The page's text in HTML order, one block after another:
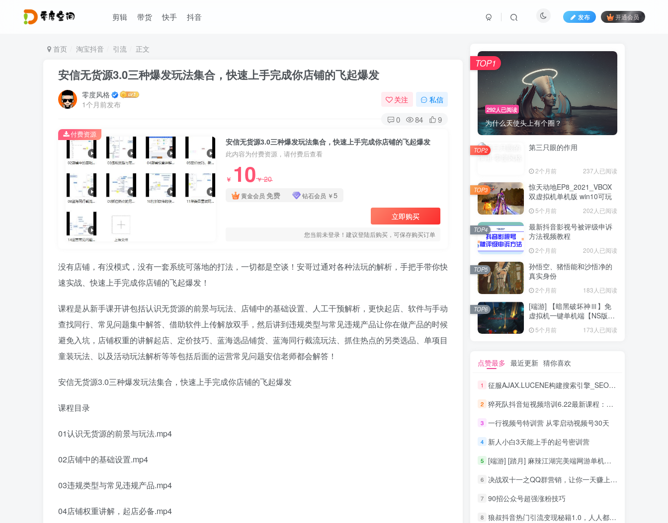
剪辑 带货 快手 抖音 发布 开通会员
首页 淘宝抖音 引流 正文
安信无货源3.0三种爆发玩法集合，快速‬‬上手完成你店铺的飞起‬‬爆发
零度风格
1个月前发布
关注 私信
0 84 9
安信无货源3.0三种爆发玩法集合，快速‬‬上手完成你店铺的飞起‬‬爆发
此内容为付费资源，请付费后查看
￥ 10￥20
黄金会员 免费 钻石会员 ￥5
立即购买
您当前未登录！建议登陆后购买，可保存购买订单
付费资源
没有店铺，有没‬‬模式，没有一套系统可落地的打法，一切都是空谈！安哥过通‬‬对各种法玩‬‬的解析，手把手带你快
速‬‬实战、快速‬‬上手完成你店铺的飞起‬‬爆发！
课程是从新手课开讲包括认识无货源的前景与玩法、店铺中的基础设置、人工干预解析，更快起店、软件与手动
查找同行、常见问题集中解答、借助软件上传解放双手，然后讲到违规类型与常见违规产品让你在做产品的时候
避免入坑，店铺权重的讲解起店、定价技巧、蓝海选品铺货、蓝海同行截流玩法、抓住热点的另类选品、单项目
童装玩法、以及活动玩法解析等等包括后面的运营常见问题安信老师都会解答！
安信无货源3.0三种爆发玩法集合，快速‬‬上手完成你店铺的飞起‬‬爆发
课程目录
01认识无货源的前景与玩法.mp4
02店铺中的基础设置.mp4
03违规类型与常见违规产品.mp4
04店铺权重讲解，起店必备.mp4
292人已阅读
为什么天使头上有个圈？
TOP1
第三只眼的作用
2个月前 237人已阅读
TOP2
惊天动地EP8_2021_VBOX
双虚拟机单机版 win10可玩
5个月前 202人已阅读
TOP3
最新抖音影视号被评级申诉
方法视频教程
2个月前 200人已阅读
TOP4
孙悟空、猪悟能和沙悟净的
真实身份
2个月前 183人已阅读
TOP5
[端游] 【暗黑破坏神Ⅲ】免
虚拟机一键单机端【NS版
5个月前 173人已阅读
TOP6
点赞最多 最近更新 猜你喜欢
1 征服AJAX.LUCENE构建搜索引擎_SEO教程
2 猝死队抖音短视频培训6.22最新课程：新品贝壳鞋最新玩法+最新破不适宜公开
3 一行视频号特训营 从零启动视频号30天
4 新人小白3天能上手的起号密训营
5 [端游] [踏月] 麻辣江湖完美端网游单机版带GM控制台版
6 决战双十一之QQ群营销，让你一天赚上万元（QQ群鱼塘淘宝客项目）_网赚教程
7 90招公众号超强涨粉技巧
8 狼叔抖音热门引流变现秘籍1.0，人人都可以捞金 让你视频曝光10W+